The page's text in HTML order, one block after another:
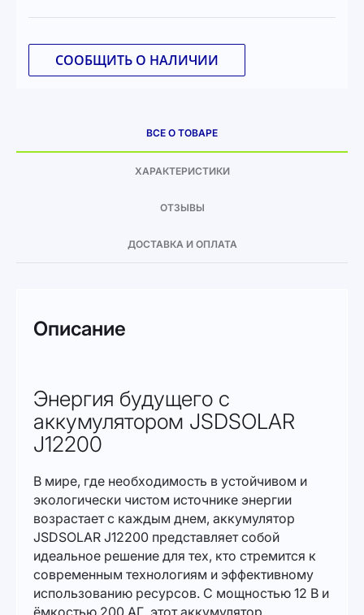
СООБЩИТЬ О НАЛИЧИИ
ВСЕ О ТОВАРЕ
ХАРАКТЕРИСТИКИ
ОТЗЫВЫ
ДОСТАВКА И ОПЛАТА
Описание
Энергия будущего с
аккумулятором JSDSOLAR
J12200
В мире, где необходимость в устойчивом и
экологически чистом источнике энергии
возрастает с каждым днем, аккумулятор
JSDSOLAR J12200 представляет собой
идеальное решение для тех, кто стремится к
современным технологиям и эффективному
использованию ресурсов. С мощностью 12 В и
ёмкостью 200 АГ, этот аккумулятор